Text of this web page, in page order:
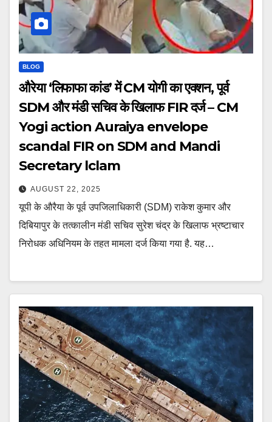
BLOG
औरेया ‘लिफाफा कांड’ में CM योगी का एक्शन, पूर्व
SDM और मंडी सचिव के खिलाफ FIR दर्ज – CM
Yogi action Auraiya envelope
scandal FIR on SDM and Mandi
Secretary lclam
AUGUST 22, 2025
यूपी के औरैया के पूर्व उपजिलाधिकारी (SDM) राकेश कुमार और
दिबियापुर के तत्कालीन मंडी सचिव सुरेश चंद्र के खिलाफ भ्रष्टाचार
निरोधक अधिनियम के तहत मामला दर्ज किया गया है. यह…